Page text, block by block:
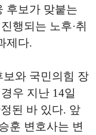
후보가 맞붙는
행되는 노후·취
제다.
와 국민의힘 장
우 지난 14일
된 바 있다. 앞
훈 변호사는 변